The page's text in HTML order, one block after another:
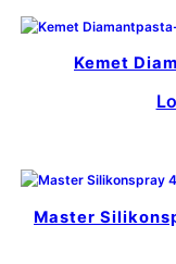
Kemet
Master